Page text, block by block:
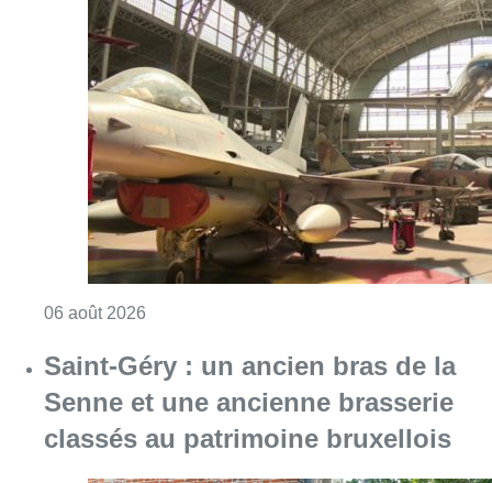
06 août 2026
Saint-Géry : un ancien bras de la
Senne et une ancienne brasserie
classés au patrimoine bruxellois